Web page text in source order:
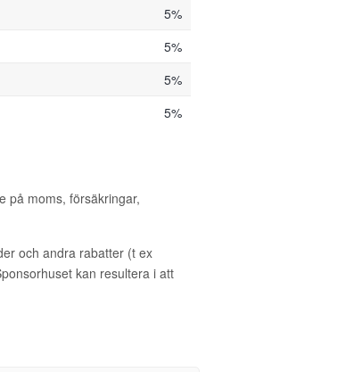
5%
5%
5%
5%
på moms, försäkringar,
och andra rabatter (t ex
kan resultera i att